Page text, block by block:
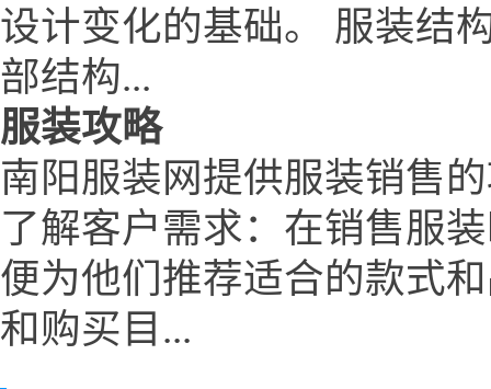
设计变化的基础。 服装结
部结构...
服装攻略
南阳服装网提供服装销售
了解客户需求：在销售服
便为他们推荐适合的款式
和购买目...